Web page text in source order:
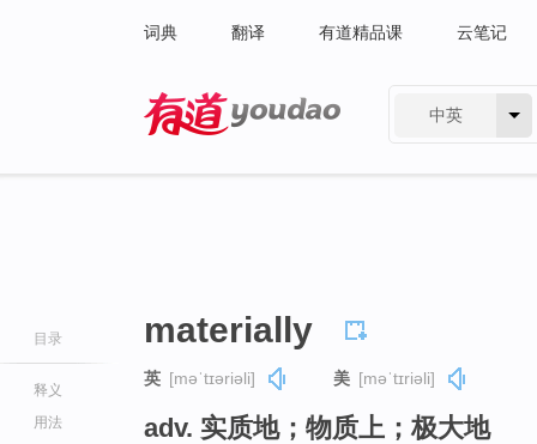
词典 翻译 有道精品课 云笔记
中英
目录
释义
用法
materially
英 [məˈtɪəriəli] 美 [məˈtɪriəli]
adv. 实质地；物质上；极大地